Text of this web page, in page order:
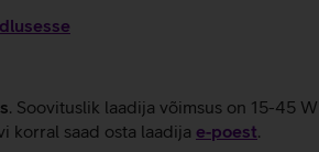
. Soovituslik laadija võimsus on 15-45 W
korral saad osta laadija e‑poest.